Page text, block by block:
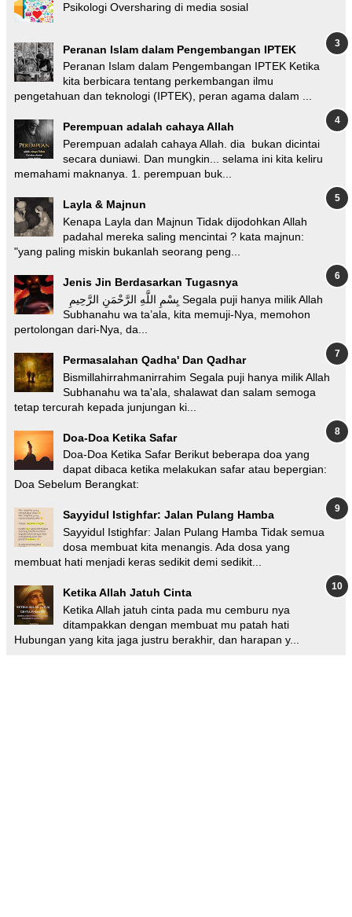
Psikologi Oversharing di media sosial
Peranan Islam dalam Pengembangan IPTEK
Peranan Islam dalam Pengembangan IPTEK Ketika
kita berbicara tentang perkembangan ilmu
pengetahuan dan teknologi (IPTEK), peran agama dalam ...
Perempuan adalah cahaya Allah
Perempuan adalah cahaya Allah. dia bukan dicintai
secara duniawi. Dan mungkin... selama ini kita keliru
memahami maknanya. 1. perempuan buk...
Layla & Majnun
Kenapa Layla dan Majnun Tidak dijodohkan Allah
padahal mereka saling mencintai ? kata majnun:
"yang paling miskin bukanlah seorang peng...
Jenis Jin Berdasarkan Tugasnya
Subhanahu wa ta’ala, kita memuji-Nya, memohon
pertolongan dari-Nya, da...
Permasalahan Qadha' Dan Qadhar
Bismillahirrahmanirrahim Segala puji hanya milik Allah
Subhanahu wa ta'ala, shalawat dan salam semoga
tetap tercurah kepada junjungan ki...
Doa-Doa Ketika Safar
Doa-Doa Ketika Safar Berikut beberapa doa yang
dapat dibaca ketika melakukan safar atau bepergian:
Doa Sebelum Berangkat:
Sayyidul Istighfar: Jalan Pulang Hamba
Sayyidul Istighfar: Jalan Pulang Hamba Tidak semua
dosa membuat kita menangis. Ada dosa yang
membuat hati menjadi keras sedikit demi sedikit...
Ketika Allah Jatuh Cinta
Ketika Allah jatuh cinta pada mu cemburu nya
ditampakkan dengan membuat mu patah hati
Hubungan yang kita jaga justru berakhir, dan harapan y...